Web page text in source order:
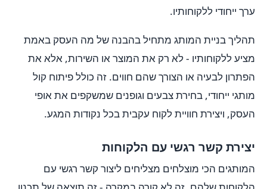
ערך ייחודי ללקוחותיו.
תהליך בניית המותג מתחיל בהבנה של מה העסק באמת
מציע ללקוחותיו - לא רק את המוצר או השירות, אלא את
הפתרון לבעיה או הצורך שהם חווים. זה כולל פיתוח קול
מותגי ייחודי, בחירת צבעים וגופנים שמשקפים את אופי
העסק, ויצירת חוויית לקוח עקבית בכל נקודות המגע.
יצירת קשר רגשי עם הלקוחות
המותגים הכי מוצלחים מצליחים ליצור קשר רגשי עם